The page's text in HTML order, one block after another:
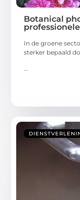
Botanical
In de groene
sterker bepaald
...